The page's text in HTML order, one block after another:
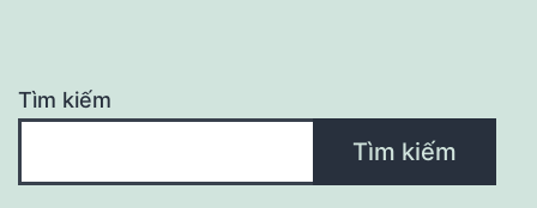
Tìm kiếm
Tìm kiếm